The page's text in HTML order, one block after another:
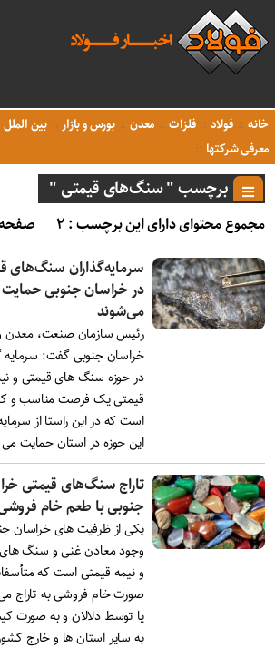
خانه فولاد فلزات معدن بورس و بازار بین الملل
معرفی شرکتها
برچسب " سنگ‌های قیمتی "
مجموع محتوای دارای این برچسب : ۲
صفحه ۱
سرمایه‌گذاران سنگ‌های
در خراسان جنوبی حمایت
می‌شوند
رئیس سازمان صنعت، معدن
خراسان جنوبی گفت: سرمایه
در حوزه سنگ های قیمتی و
قیمتی یک فرصت مناسب و
است که در این راستا از
این حوزه در استان حمایت
تاراج سنگ‌های قیمتی
جنوبی با طعم خام
یکی از ظرفیت های خراسان
وجود معادن غنی و سنگ
و نیمه قیمتی است که
صورت خام فروشی به تاراج
یا توسط دلالان و به صورت
به سایر استان ها و خارج